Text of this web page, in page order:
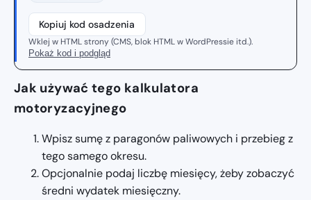
Kopiuj kod osadzenia
Wklej w HTML strony (CMS, blok HTML w WordPressie itd.).
Pokaż kod i podgląd
Jak używać tego kalkulatora
motoryzacyjnego
Wpisz sumę z paragonów paliwowych i przebieg z
tego samego okresu.
Opcjonalnie podaj liczbę miesięcy, żeby zobaczyć
średni wydatek miesięczny.